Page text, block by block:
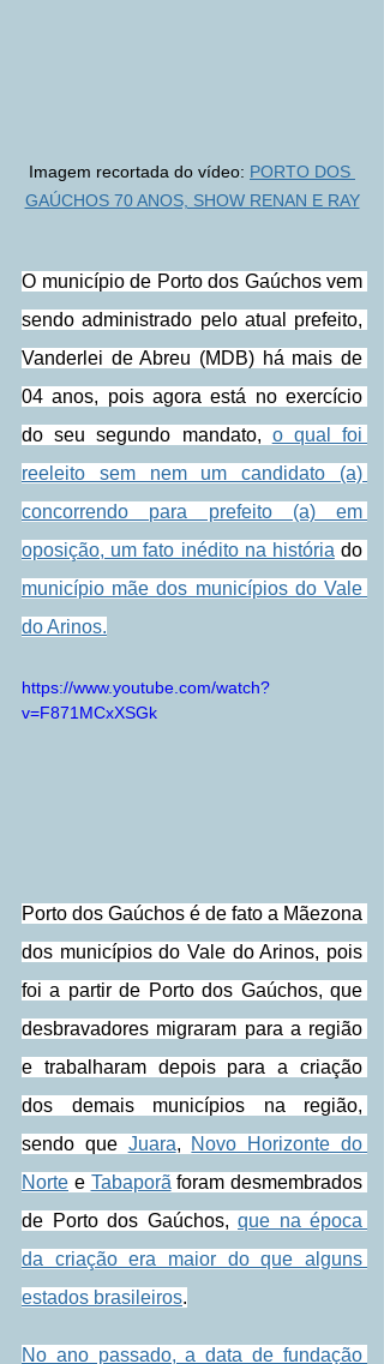
Imagem recortada do vídeo: PORTO DOS
GAÚCHOS 70 ANOS, SHOW RENAN E RAY
O município de Porto dos Gaúchos vem
sendo administrado pelo atual prefeito,
Vanderlei de Abreu (MDB) há mais de
04 anos, pois agora está no exercício
do seu segundo mandato, o qual foi
reeleito sem nem um candidato (a)
concorrendo para prefeito (a) em
oposição, um fato inédito na história
município mãe dos municípios do Vale
do Arinos.
https://www.youtube.com/watch?
v=F871MCxXSGk
Porto dos Gaúchos é de fato a Mãezona
dos municípios do Vale do Arinos, pois
foi a partir de Porto dos Gaúchos, que
desbravadores migraram para a região
e trabalharam depois para a criação
dos demais municípios na região,
sendo que Juara, Novo Horizonte do
Norte e Tabaporã foram desmembrados
de Porto dos Gaúchos, que na época
da criação era maior do que alguns
estados brasileiros.
No ano passado, a data de fundação